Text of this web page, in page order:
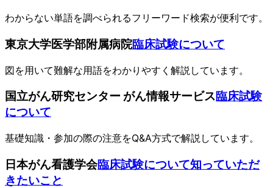
わからない単語を調べられるフリーワード検索が便利です。
東京大学医学部附属病院臨床試験について
図を用いて難解な用語をわかりやすく解説しています。
国立がん研究センター がん情報サービス臨床試験
について
基礎知識・参加の際の注意をQ&A方式で解説しています。
日本がん看護学会臨床試験について知っていただ
きたいこと